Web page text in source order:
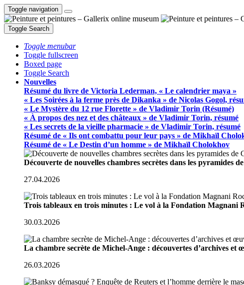
Toggle navigation
Toggle Search
Toggle menubar
Toggle fullscreen
Boxed page
Toggle Search
Nouvelles
Résumé du livre de Victoria Lederman, « Le calendrier maya »
« Les Soirées à la ferme près de Dikanka » de Nicolas Gogol,
« Le Mystère du 12 rue Florette » de Vladimir Torin (Résumé)
« À propos des nez et des châteaux » de Vladimir Torin, résumé
« Les secrets de la vieille pharmacie » de Vladimir Torin, résumé
Résumé de « Ils ont combattu pour leur pays » de Mikhaïl
Résumé de « Le Destin d’un homme » de Mikhaïl Cholokhov
Découverte de nouvelles chambres secrètes dans les pyramides
27.04.2026
Trois tableaux en trois minutes : Le vol à la Fondation Magnani
30.03.2026
La chambre secrète de Michel-Ange : découvertes d’archives et
26.03.2026